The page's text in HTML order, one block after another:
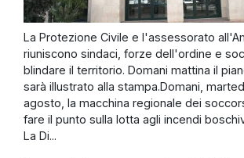
La Protezione Civile e l'assessorato
riuniscono sindaci, forze dell'ordine e
blindare il territorio. Domani mattina il
sarà illustrato alla stampa.Domani,
agosto, la macchina regionale dei
fare il punto sulla lotta agli incendi
La Di...